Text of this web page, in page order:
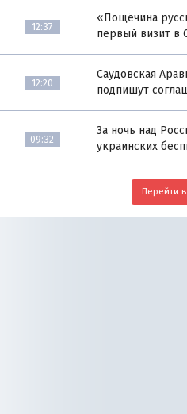
12:37
«Пощёчина
первый визит в
12:20
Саудовская
подпишут
09:32
За ночь над
украинских
Перейти